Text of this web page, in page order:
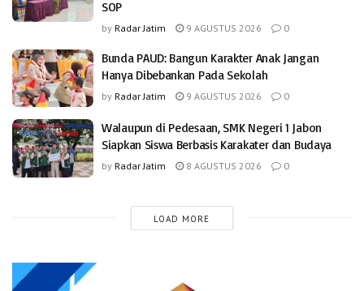
SOP
by Radar Jatim 9 AGUSTUS 2026 0
Bunda PAUD: Bangun Karakter Anak Jangan
Hanya Dibebankan Pada Sekolah
by Radar Jatim 9 AGUSTUS 2026 0
Walaupun di Pedesaan, SMK Negeri 1 Jabon
Siapkan Siswa Berbasis Karakater dan Budaya
by Radar Jatim 8 AGUSTUS 2026 0
LOAD MORE